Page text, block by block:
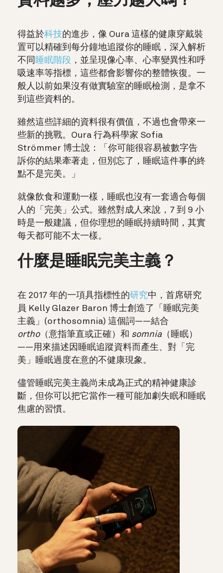
得益於科技的進步，像 Oura 這樣的健康穿戴裝
置可以精確到每分鐘地追蹤你的睡眠，深入解析
不同 睡眠階段 ，並呈現像心率、心率變異性和呼
吸速率等指標，這些都會影響你的整體恢復。一
般人以前如果沒有做實驗室的睡眠檢測，是拿不
到這些資料的。
雖然這些詳細的資料很有價值，不過也會帶來一
些新的挑戰。Oura 行為科學家 Sofia
Strömmer 博士說：
「你可能很容易被數字告
訴你的結果牽著走，但別忘了，睡眠這件事的終
點不是完美。」
就像飲食和運動一樣，睡眠也沒有一套適合每個
人的「完美」公式。雖然對成人來說，7 到 9 小
時是一般建議，但你理想的睡眠持續時間，其實
每天都可能不太一樣。
什麼是睡眠完美主義？
在 2017 年的一項具指標性的研究中，首席研究
員 Kelly Glazer Baron 博士創造了「睡眠完美
主義」(orthosomnia) 這個詞——結合
ortho（意指筆直或正確）和 somnia （睡眠）
——用來描述因睡眠追蹤資料而產生、對「完
美」睡眠過度在意的不健康現象。
儘管睡眠完美主義尚未成為正式的精神健康診
斷，但你可以把它當作一種可能加劇失眠和睡眠
焦慮的習慣。